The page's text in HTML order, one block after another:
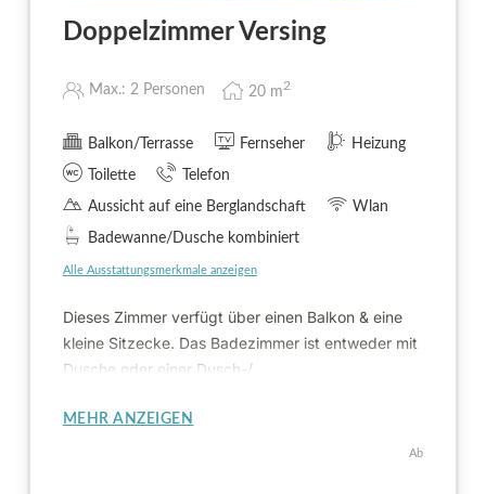
Doppelzimmer Versing
Max.: 2 Personen 20m2
Balkon/Terrasse Fernseher Heizung
Toilette Telefon
Aussicht auf eine Berglandschaft Wlan
Badewanne/Dusche kombiniert
Alle Ausstattungsmerkmale anzeigen
Dieses Zimmer verfügt über einen Balkon & eine
kleine Sitzecke. Das Badezimmer ist entweder mit
Dusche oder einer Dusch-/
MEHR ANZEIGEN
Ab